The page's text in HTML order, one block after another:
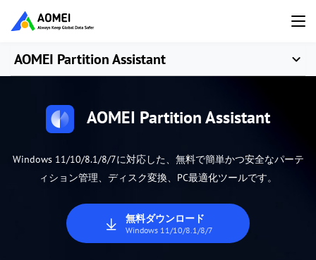
AOMEI Partition Assistant
AOMEI Partition Assistant
Windows 11/10/8.1/8/7に対応した、無料で簡単かつ安全なパーテ
ィション管理、ディスク変換、PC最適化ツールです。
無料ダウンロード
Windows 11/10/8.1/8/7